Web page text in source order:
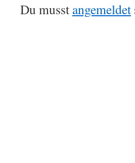
Du musst angemeldet